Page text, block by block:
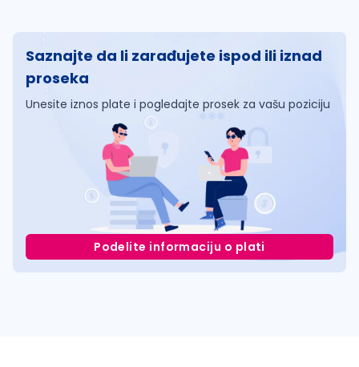
Saznajte da li zarađujete ispod ili iznad
proseka
Unesite iznos plate i pogledajte prosek za vašu poziciju
Podelite informaciju o plati